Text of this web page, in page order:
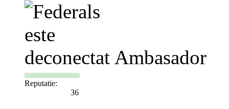
Ambasador
Reputatie:
36